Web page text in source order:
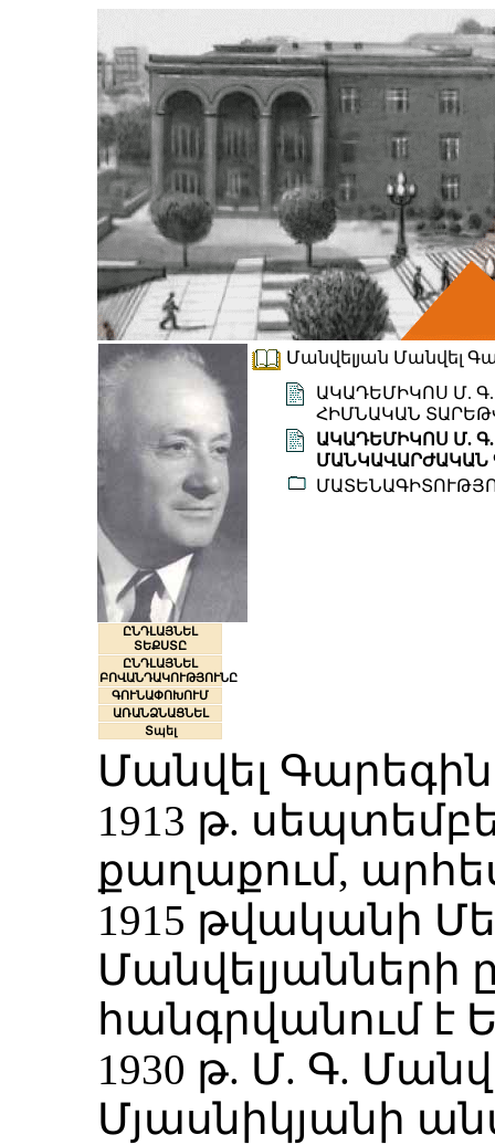
ԸՆԴԼԱՅՆԵԼ
ՏԵՔՍՏԸ
ԸՆԴԼԱՅՆԵԼ
ԲՈՎԱՆԴԱԿՈՒԹՅՈՒՆԸ
ԳՈՒՆԱՓՈԽՈՒՄ
ԱՌԱՆՁՆԱՑՆԵԼ
Տպել
Մանվելյան Մանվել
ԱԿԱԴԵՄԻԿՈՍ Մ.
ՀԻՄՆԱԿԱՆ
ԱԿԱԴԵՄԻԿՈՍ Մ.
ՄԱՆԿԱՎԱՐԺԱԿԱՆ
Մանվել
1913 թ.
քաղաքում,
1915 թվականի
Մանվելյանների
հանգրվանում է
1930 թ. Մ. Գ.
Մյասնիկյանի